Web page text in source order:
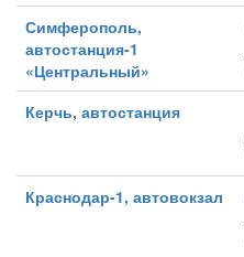
Симферополь,
автостанция-1
«Центральный»
Керчь, автостанция
Краснодар-1, автовокзал